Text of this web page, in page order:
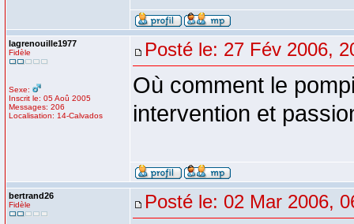
lagrenouille1977
Fidèle
Sexe:
Inscrit le: 05 Aoû 2005
Messages: 206
Localisation: 14-Calvados
Posté le: 27 Fév 2006,
Où comment le
intervention et
bertrand26
Fidèle Posté le: 02 Mar 2006,